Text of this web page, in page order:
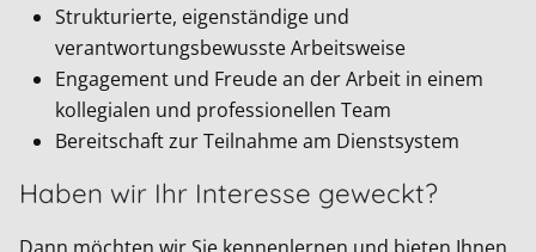
Strukturierte, eigenständige und
verantwortungsbewusste Arbeitsweise
Engagement und Freude an der Arbeit in einem
kollegialen und professionellen Team
Bereitschaft zur Teilnahme am Dienstsystem
Haben wir Ihr Interesse geweckt?